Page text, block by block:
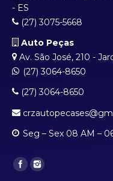
- ES
(27) 3075-5668
Auto Peças
Av. São José, 210 -
(27) 3064-8650
(27) 3064-8650
Seg – Sex 08 AM –
Find us on: